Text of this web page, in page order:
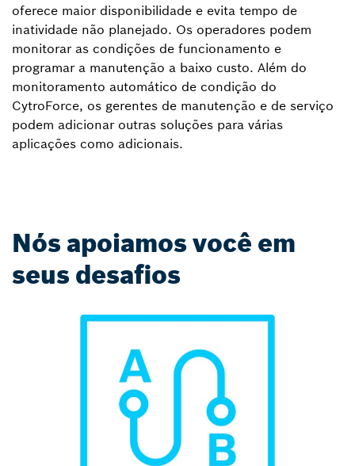
oferece maior disponibilidade e evita tempo de
inatividade não planejado. Os operadores podem
monitorar as condições de funcionamento e
programar a manutenção a baixo custo. Além do
monitoramento automático de condição do
CytroForce, os gerentes de manutenção e de serviço
podem adicionar outras soluções para várias
aplicações como adicionais.
Nós apoiamos você em
seus desafios